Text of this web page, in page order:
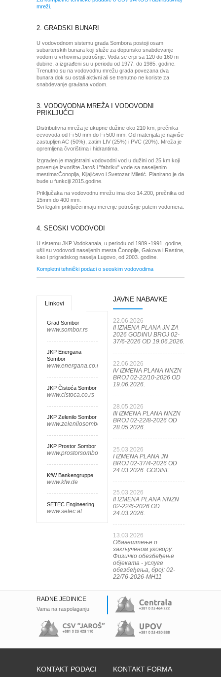
mreži.
2. GRADSKI BUNARI
U vodovodnom sistemu grada Sombora postoji osam
subarterskih bunara koji služe za dopunsko snabdevanje
vodom u vrhovima potrošnje. Voda se crpi sa 120 do 160 m
dubine, a izgrađeni su u periodu od 1977. do 1985. godine.
Trenutno su na vodovodnu mrežu grada povezana dva
bunara dok su ostali aktivni ali se trenutno ne koriste za
snabdevanje građana vodom.
3. VODOVODNA MREŽA I VODOVODNI
PRIKLJUČCI
Distributivna mreža je ukupne dužine oko 210 km, prečnika
cevovoda od Fi 50 mm do Fi 500 mm. Od materijala je najviše
zastupljen AC (50%), zatim LIV (25%) i PVC (20%). Mreža je
opremljena čvorištima i hidrantima.
Izgrađen je magistralni vodovodni vod u dužini od 25 km koji
povezuje izvorište Jaroš i "fabriku" vode sa naseljenim
mestima:Čonoplja, Kljajićevo i Svetozar Miletić. Planirano je da
bude u funkciji 2015.godine.
Priključaka na vodovodnu mrežu ima oko 14.200, prečnika od
15mm do 400 mm.
Svi legalni priključci imaju merenje potrošnje putem vodomera.
4. SEOSKI VODOVODI
U sistemu JKP Vodokanala, u periodu od 1989.-1991. godine,
ušli su vodovodi naseljenih mesta Čonoplje, Gakova i Rastine,
kao i prigradskog naselja Lugovo, od 2003. godine.
Kompletni tehnički podaci o seoskim vodovodima
Linkovi
Grad Sombor
www.sombor.rs
JKP Energana
Sombor
www.energana.co.rs
JKP Čistoća Sombor
www.cistoca.co.rs
JKP Zelenilo Sombor
www.zelenilosombor.co.rs
JKP Prostor Sombor
www.prostorsombor.rs
KfW Bankengruppe
www.kfw.de
SETEC Engineering
www.setec.at
JAVNE NABAVKE
22.06.2026
II IZMENA PLANA JN ZA
2026 GODINU BROJ 02-
37/6-2026 OD 19.06.2026.
22.06.2026
IV IZMENA PLANA NNZN
BROJ 02-22/10-2026 OD
19.06.2026.
28.05.2026
III IZMENA PLANA NNZN
BROJ 02-22/8-2026 OD
28.05.2026.
25.03.2026
I IZMENA PLANA JN
BROJ 02-37/4-2026 OD
24.03.2026. GODINE
25.03.2026
II IZMENA PLANA NNZN
02-22/6-2026 OD
24.03.2026.
13.03.2026
Обавештење о
закљученом уговору:
Физичко обезбеђење
објеката - услуге
обезбеђења, број: 02-
22/76-2026-МН11
RADNE JEDINICE
Vama na raspolaganju
KONTAKT PODACI KONTAKT FORMA